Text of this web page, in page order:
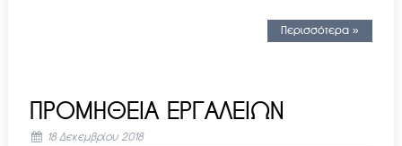
Περισσότερα »
ΠΡΟΜΗΘΕΙΑ ΕΡΓΑΛΕΙΩΝ
18 Δεκεμβρίου 2018